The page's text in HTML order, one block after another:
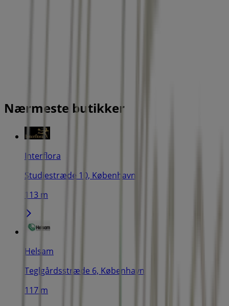
Nærmeste butikker
Interflora
Studiestræde 10, København
113 m
Helsam
Teglgårdsstræde 6, København
117 m